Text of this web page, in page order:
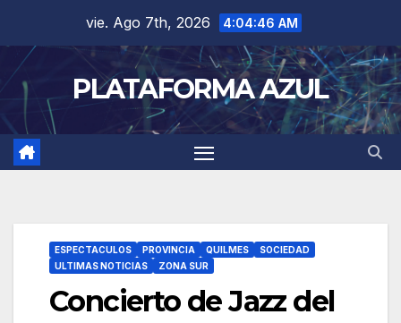
vie. Ago 7th, 2026 4:04:46 AM
PLATAFORMA AZUL
ESPECTACULOS PROVINCIA QUILMES
SOCIEDAD
ULTIMAS NOTICIAS
ZONA SUR
Concierto de Jazz del